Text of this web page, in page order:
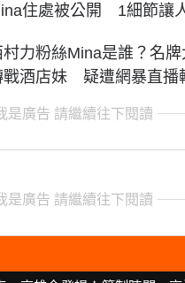
住處被公開 1細節讓
村力粉絲Mina是誰？名
戰酒店妹 疑遭網暴直播
是廣告 請繼續往下閱讀
是廣告 請繼續往下閱讀